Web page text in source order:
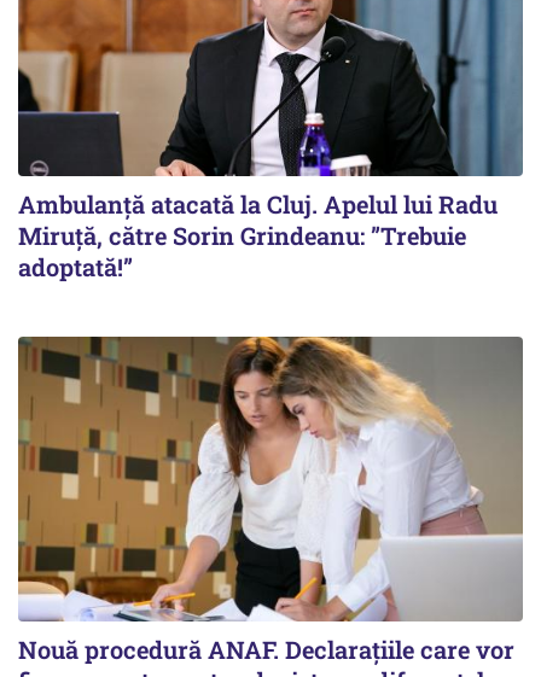
Ambulanță atacată la Cluj. Apelul lui Radu
Miruţă, către Sorin Grindeanu: ”Trebuie
adoptată!”
Nouă procedură ANAF. Declarațiile care vor